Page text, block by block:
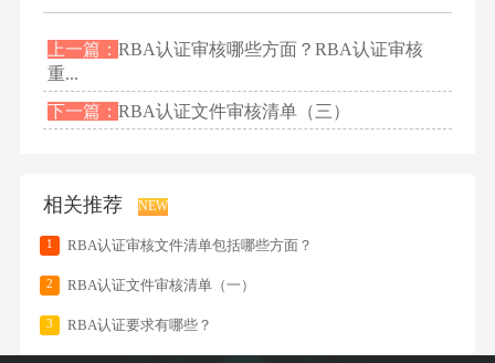
上一篇：RBA认证审核哪些方面？RBA认证审核
重...
下一篇：RBA认证文件审核清单（三）
相关推荐 NEW
1 RBA认证审核文件清单包括哪些方面？
2 RBA认证文件审核清单（一）
3 RBA认证要求有哪些？